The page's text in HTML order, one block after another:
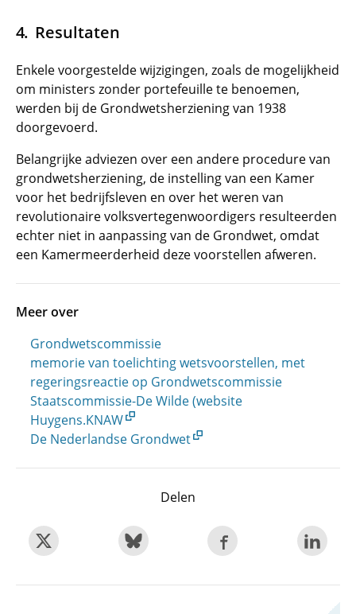
Resultaten
Enkele voorgestelde wijzigingen, zoals de mogelijkheid
om ministers zonder portefeuille te benoemen,
werden bij de Grondwetsherziening van 1938
doorgevoerd.
Belangrijke adviezen over een andere procedure van
grondwetsherziening, de instelling van een Kamer
voor het bedrijfsleven en over het weren van
revolutionaire volksvertegenwoordigers resulteerden
echter niet in aanpassing van de Grondwet, omdat
een Kamermeerderheid deze voorstellen afweren.
Meer over
Grondwetscommissie
memorie van toelichting wetsvoorstellen, met
regeringsreactie op Grondwetscommissie
Staatscommissie-De Wilde (website
Huygens.KNAW
De Nederlandse Grondwet
Delen